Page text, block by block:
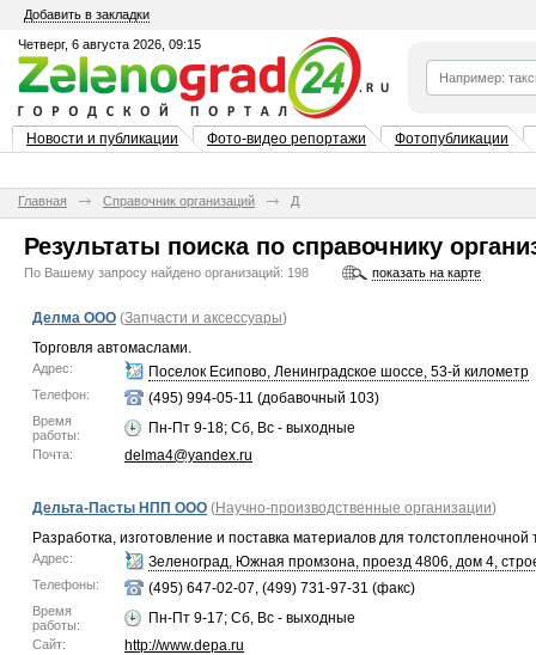
Добавить в закладки
Четверг, 6 августа 2026, 09:15
Новости и публикации Фото-видео репортажи Фотопубликации
Главная Справочник организаций Д
Результаты поиска по справочнику
По Вашему запросу найдено организаций: 198 показать на карте
Делма ООО (Запчасти и аксессуары)
Торговля автомаслами.
Адрес: Поселок Есипово, Ленинградское шоссе, 53-й километр
Телефон: (495) 994-05-11 (добавочный 103)
Время
работы:
Пн-Пт 9-18; Сб, Вс - выходные
Почта: delma4@yandex.ru
Дельта-Пасты НПП ООО (Научно-производственные организации)
Разработка, изготовление и поставка материалов для
Адрес: Зеленоград, Южная промзона, проезд 4806, дом 4,
Телефоны: (495) 647-02-07, (499) 731-97-31 (факс)
Время
работы:
Пн-Пт 9-17; Сб, Вс - выходные
Сайт: http://www.depa.ru